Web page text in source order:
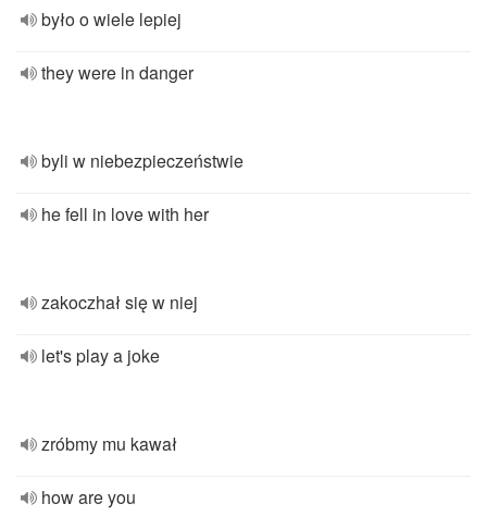
było o wiele lepiej
they were in danger
byli w niebezpieczeństwie
he fell in love with her
zakoczhał się w niej
let's play a joke
zróbmy mu kawał
how are you